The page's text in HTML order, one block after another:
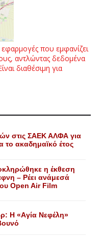
που εμφανίζει
αντλώντας δεδομένα
διαθέσιμη για
στις ΣΑΕΚ ΑΛΦΑ για
το ακαδημαϊκό έτος
η έκθεση
– Ρέει ανάμεσά
Open Air Film
H «Aγία Nεφέλη»